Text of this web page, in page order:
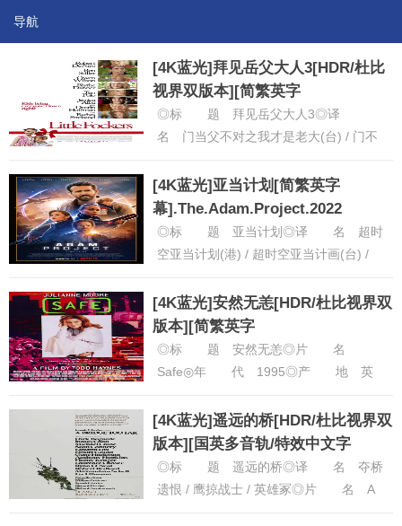
导航
[4K蓝光]拜见岳父大人3[HDR/杜比
视界双版本][简繁英字
幕].2010.2160p
◎标 题 拜见岳父大人3◎译
名 门当父不对之我才是老大(台) / 门不
3(港) / 拜见祖父大...... [详细]
[4K蓝光]亚当计划[简繁英字
幕].The.Adam.Project.2022
◎标 题 亚当计划◎译 名 超时
空亚当计划(港) / 超时空亚当计画(台) /
Ad...... [详细]
[4K蓝光]安然无恙[HDR/杜比视界双
版本][简繁英字
幕].Safe.1995.Bluray.2160p
◎标 题 安然无恙◎片 名
Safe◎年 代 1995◎产 地 英
英语◎上映日期 1995-...... [详细]
[4K蓝光]遥远的桥[HDR/杜比视界双
版本][国英多音轨/特效中文字
幕].1977.BluRay.2160p
◎标 题 遥远的桥◎译 名 夺桥
遗恨 / 鹰掠战士 / 英雄冢◎片 名 A